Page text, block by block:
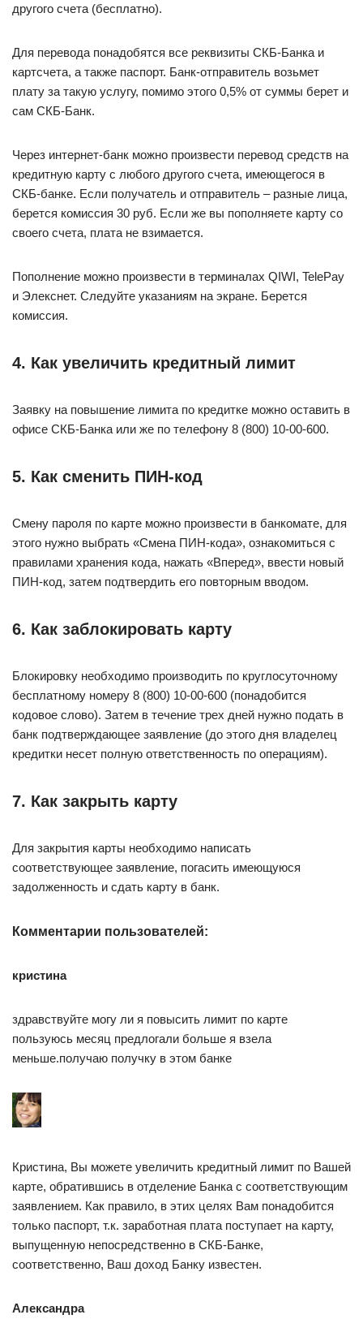
другого счета (бесплатно).
Для перевода понадобятся все реквизиты СКБ-Банка и
картсчета, а также паспорт. Банк-отправитель возьмет
плату за такую услугу, помимо этого 0,5% от суммы берет и
сам СКБ-Банк.
Через интернет-банк можно произвести перевод средств на
кредитную карту с любого другого счета, имеющегося в
СКБ-банке. Если получатель и отправитель – разные лица,
берется комиссия 30 руб. Если же вы пополняете карту со
своего счета, плата не взимается.
Пополнение можно произвести в терминалах QIWI, TelePay
и Элекснет. Следуйте указаниям на экране. Берется
комиссия.
4. Как увеличить кредитный лимит
Заявку на повышение лимита по кредитке можно оставить в
офисе СКБ-Банка или же по телефону 8 (800) 10-00-600.
5. Как сменить ПИН-код
Смену пароля по карте можно произвести в банкомате, для
этого нужно выбрать «Смена ПИН-кода», ознакомиться с
правилами хранения кода, нажать «Вперед», ввести новый
ПИН-код, затем подтвердить его повторным вводом.
6. Как заблокировать карту
Блокировку необходимо производить по круглосуточному
бесплатному номеру 8 (800) 10-00-600 (понадобится
кодовое слово). Затем в течение трех дней нужно подать в
банк подтверждающее заявление (до этого дня владелец
кредитки несет полную ответственность по операциям).
7. Как закрыть карту
Для закрытия карты необходимо написать
соответствующее заявление, погасить имеющуюся
задолженность и сдать карту в банк.
Комментарии пользователей:
кристина
здравствуйте могу ли я повысить лимит по карте
пользуюсь месяц предлогали больше я взела
меньше.получаю получку в этом банке
Кристина, Вы можете увеличить кредитный лимит по Вашей
карте, обратившись в отделение Банка с соответствующим
заявлением. Как правило, в этих целях Вам понадобится
только паспорт, т.к. заработная плата поступает на карту,
выпущенную непосредственно в СКБ-Банке,
соответственно, Ваш доход Банку известен.
Александра